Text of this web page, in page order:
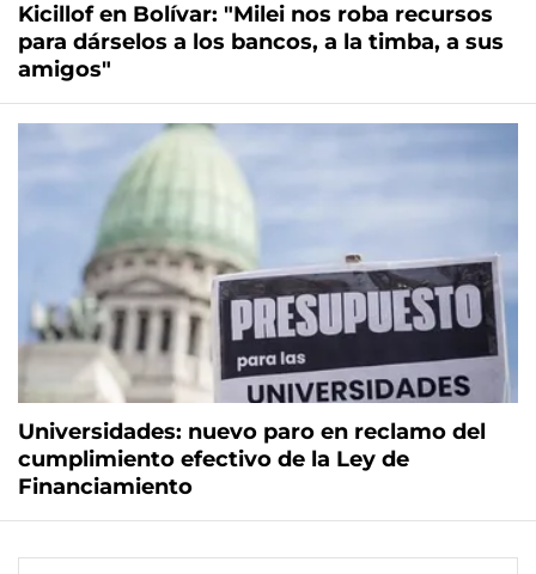
Kicillof en Bolívar: "Milei nos roba recursos
para dárselos a los bancos, a la timba, a sus
amigos"
Universidades: nuevo paro en reclamo del
cumplimiento efectivo de la Ley de
Financiamiento